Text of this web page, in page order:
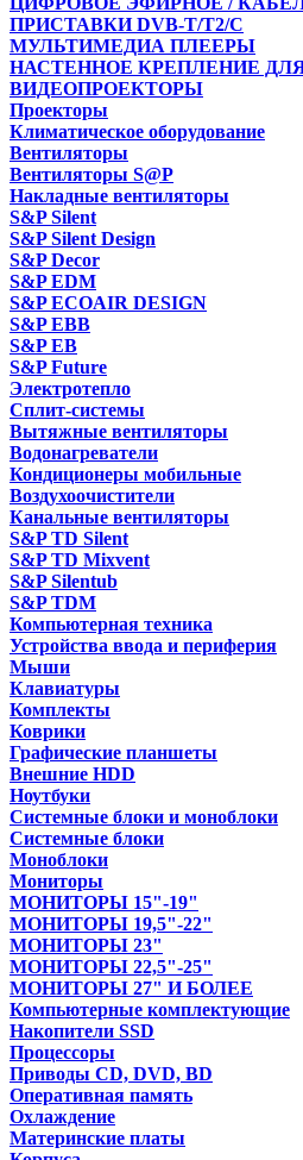
ПРИСТАВКИ DVB-T/T2/С
МУЛЬТИМЕДИА ПЛЕЕРЫ
НАСТЕННОЕ КРЕПЛЕНИЕ ДЛЯ
ВИДЕОПРОЕКТОРЫ
Проекторы
Климатическое оборудование
Вентиляторы
Вентиляторы S@P
Накладные вентиляторы
S&P Silent
S&P Silent Design
S&P Decor
S&P EDM
S&P ECOAIR DESIGN
S&P EBB
S&P EB
S&P Future
Электротепло
Сплит-системы
Вытяжные вентиляторы
Водонагреватели
Кондиционеры мобильные
Воздухоочистители
Канальные вентиляторы
S&P TD Silent
S&P TD Mixvent
S&P Silentub
S&P TDM
Компьютерная техника
Устройства ввода и периферия
Мыши
Клавиатуры
Комплекты
Коврики
Графические планшеты
Внешние HDD
Ноутбуки
Системные блоки и моноблоки
Системные блоки
Моноблоки
Мониторы
МОНИТОРЫ 15"-19"
МОНИТОРЫ 19,5"-22"
МОНИТОРЫ 23"
МОНИТОРЫ 22,5"-25"
МОНИТОРЫ 27" И БОЛЕЕ
Компьютерные комплектующие
Накопители SSD
Процессоры
Приводы CD, DVD, BD
Оперативная память
Охлаждение
Материнские платы